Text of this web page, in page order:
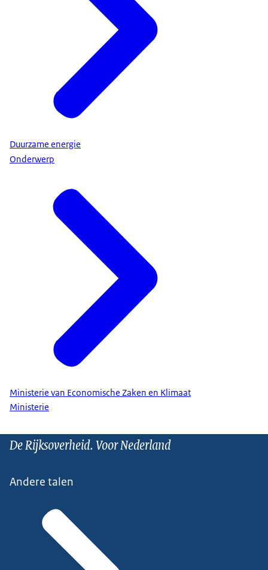
Duurzame energie
Onderwerp
Ministerie van Economische Zaken en Klimaat
Ministerie
De Rijksoverheid. Voor Nederland
Andere talen